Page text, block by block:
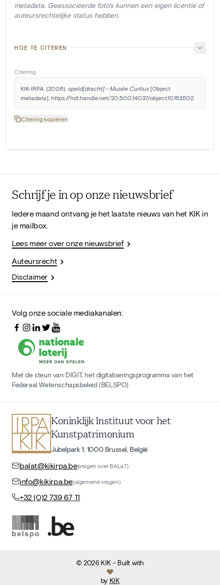
metadata. Geassocieerde foto's kunnen een eigen licentie of
auteursrechtelijke status hebben.
HOE TE CITEREN
Citering
KIK-IRPA. (2006). speld[dracht] - Musée Curtius [Object
metadata]. https://hdl.handle.net/20.500.14037/object.10153502
Citering kopiëren
Schrijf je in op onze nieuwsbrief
Iedere maand ontvang je het laatste nieuws van het KIK in
je mailbox.
Lees meer over onze nieuwsbrief
Auteursrecht
Disclaimer
Volg onze sociale mediakanalen:
Met de steun van DIGIT, het digitaliseringsprogramma van het
Federaal Wetenschapsbeleid (BELSPO)
Koninklijk Instituut voor het
Kunstpatrimonium
Jubelpark 1, 1000 Brussel, België
balat@kikirpa.be(vragen over BALaT)
info@kikirpa.be(algemene vragen)
+32 (0)2 739 67 11
©2026 KIK - Built with
by KIK